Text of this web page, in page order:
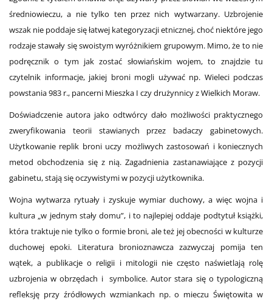
średniowieczu, a nie tylko ten przez nich wytwarzany. Uzbrojenie
wszak nie poddaje się łatwej kategoryzacji etnicznej, choć niektóre jego
rodzaje stawały się swoistym wyróżnikiem grupowym. Mimo, że to nie
podręcznik o tym jak zostać słowiańskim wojem, to znajdzie tu
czytelnik informacje, jakiej broni mogli używać np. Wieleci podczas
powstania 983 r., pancerni Mieszka I czy drużynnicy z Wielkich Moraw.
Doświadczenie autora jako odtwórcy dało możliwości praktycznego
zweryfikowania teorii stawianych przez badaczy gabinetowych.
Użytkowanie replik broni uczy możliwych zastosowań i koniecznych
metod obchodzenia się z nią. Zagadnienia zastanawiające z pozycji
gabinetu, stają się oczywistymi w pozycji użytkownika.
Wojna wytwarza rytuały i zyskuje wymiar duchowy, a więc wojna i
kultura „w jednym stały domu”, i to najlepiej oddaje podtytuł książki,
która traktuje nie tylko o formie broni, ale też jej obecności w kulturze
duchowej epoki. Literatura bronioznawcza zazwyczaj pomija ten
wątek, a publikacje o religii i mitologii nie często naświetlają rolę
uzbrojenia w obrzędach i symbolice. Autor stara się o typologiczną
refleksję przy źródłowych wzmiankach np. o mieczu Świętowita w